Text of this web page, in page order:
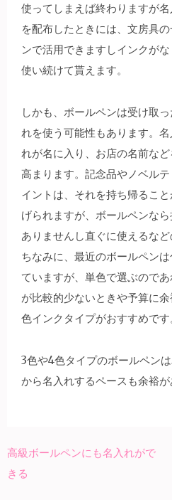
使ってしまえば終わりますが
を配布したときには、文房具
ンで活用できますしインクが
使い続けて貰えます。
しかも、ボールペンは受け取
れを使う可能性もあります。
れが名に入り、お店の名前な
高まります。記念品やノベル
イントは、それを持ち帰るこ
げられますが、ボールペンな
ありませんし直ぐに使えるなど
ちなみに、最近のボールペン
ていますが、単色で選ぶので
が比較的少ないときや予算に
色インクタイプがおすすめです
3色や4色タイプのボールペン
から名入れするペースも余裕が
投
稿
高級ボールペンにも名入れがで
きる